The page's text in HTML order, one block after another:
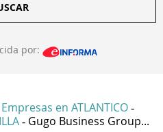
por:
Empresas en ATLANTICO -
- Gugo Business Group...